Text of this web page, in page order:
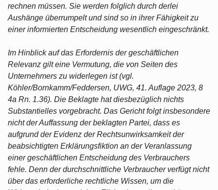
rechnen müssen. Sie werden folglich durch derlei
Aushänge überrumpelt und sind so in ihrer Fähigkeit zu
einer informierten Entscheidung wesentlich eingeschränkt.
Im Hinblick auf das Erfordernis der geschäftlichen
Relevanz gilt eine Vermutung, die von Seiten des
Unternehmers zu widerlegen ist (vgl.
Köhler/Bornkamm/Feddersen, UWG, 41. Auflage 2023, 8
4a Rn. 1.36). Die Beklagte hat diesbezüglich nichts
Substantielles vorgebracht. Das Gericht folgt insbesondere
nicht der Auffassung der beklagten Partei, dass es
aufgrund der Evidenz der Rechtsunwirksamkeit der
beabsichtigten Erklärungsfiktion an der Veranlassung
einer geschäftlichen Entscheidung des Verbrauchers
fehle. Denn der durchschnittliche Verbraucher verfügt nicht
über das erforderliche rechtliche Wissen, um die